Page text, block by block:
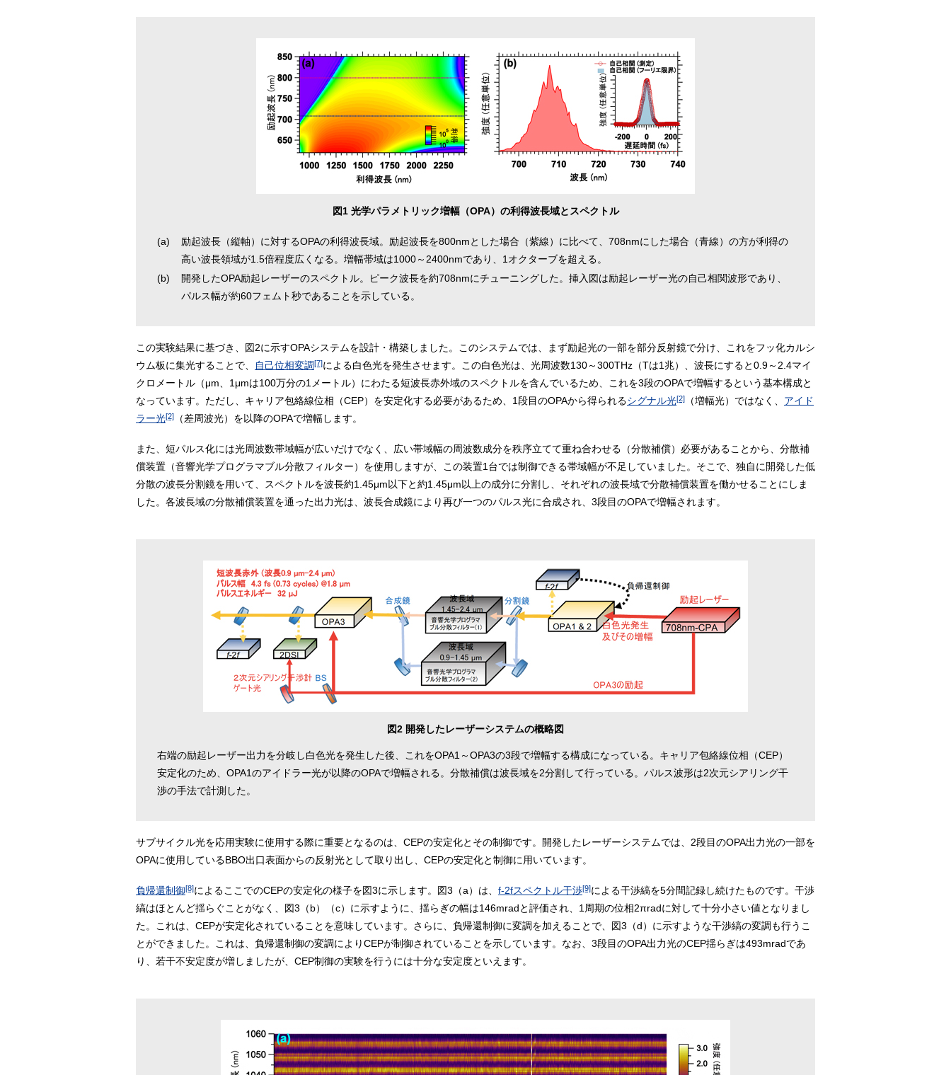
図1 光学パラメトリック増幅（OPA）の利得波長域とスペクトル
(a)
励起波長（縦軸）に対するOPAの利得波長域。励起波長を800nmとした場合（紫線）に比べて、708nmにした場合（青線）の方が利得の
高い波長領域が1.5倍程度広くなる。増幅帯域は1000～2400nmであり、1オクターブを超える。
(b)
開発したOPA励起レーザーのスペクトル。ピーク波長を約708nmにチューニングした。挿入図は励起レーザー光の自己相関波形であり、
パルス幅が約60フェムト秒であることを示している。
この実験結果に基づき、図2に示すOPAシステムを設計・構築しました。このシステムでは、まず励起光の一部を部分反射鏡で分け、これをフッ化カルシ
ウム板に集光することで、
自己位相変調[7]による白色光を発生させます。この白色光は、光周波数130～300THz（Tは1兆）、波長にすると0.9～2.4マイ
クロメートル（μm、1μmは100万分の1メートル）にわたる短波長赤外域のスペクトルを含んでいるため、これを3段のOPAで増幅するという基本構成と
なっています。ただし、キャリア包絡線位相（CEP）を安定化する必要があるため、1段目のOPAから得られるシグナル光[2] （増幅光）ではなく、 アイド
ラー光[2] （差周波光）を以降のOPAで増幅します。
また、短パルス化には光周波数帯域幅が広いだけでなく、広い帯域幅の周波数成分を秩序立てて重ね合わせる（分散補償）必要があることから、分散補
償装置（音響光学プログラマブル分散フィルター）を使用しますが、この装置1台では制御できる帯域幅が不足していました。そこで、独自に開発した低
分散の波長分割鏡を用いて、スペクトルを波長約1.45μm以下と約1.45μm以上の成分に分割し、それぞれの波長域で分散補償装置を働かせることにしま
した。各波長域の分散補償装置を通った出力光は、波長合成鏡により再び一つのパルス光に合成され、3段目のOPAで増幅されます。
図2 開発したレーザーシステムの概略図
右端の励起レーザー出力を分岐し白色光を発生した後、これをOPA1～OPA3の3段で増幅する構成になっている。キャリア包絡線位相（CEP）
安定化のため、OPA1のアイドラー光が以降のOPAで増幅される。分散補償は波長域を2分割して行っている。パルス波形は2次元シアリング干
渉の手法で計測した。
サブサイクル光を応用実験に使用する際に重要となるのは、CEPの安定化とその制御です。開発したレーザーシステムでは、2段目のOPA出力光の一部を
OPAに使用しているBBO出口表面からの反射光として取り出し、CEPの安定化と制御に用いています。
負帰還制御[8]によるここでのCEPの安定化の様子を図3に示します。図3（a）は、 f-2fスペクトル干渉[9]による干渉縞を5分間記録し続けたものです。干渉
縞はほとんど揺らぐことがなく、図3（b）（c）に示すように、揺らぎの幅は146mradと評価され、1周期の位相2πradに対して十分小さい値となりまし
た。これは、CEPが安定化されていることを意味しています。さらに、負帰還制御に変調を加えることで、図3（d）に示すような干渉縞の変調も行うこ
とができました。これは、負帰還制御の変調によりCEPが制御されていることを示しています。なお、3段目のOPA出力光のCEP揺らぎは493mradであ
り、若干不安定度が増しましたが、CEP制御の実験を行うには十分な安定度といえます。